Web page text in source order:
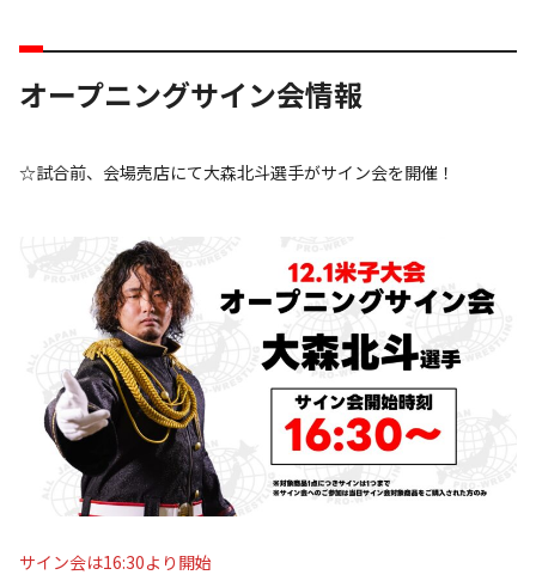
オープニングサイン会情報
☆試合前、会場売店にて大森北斗選手がサイン会を開催！
サイン会は16:30より開始